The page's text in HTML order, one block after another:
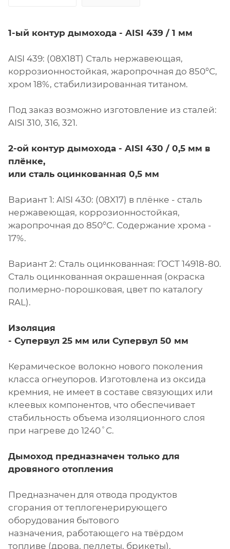
1-ый контур дымохода - AISI 439 / 1 мм
AISI 439: (08X18Т) Сталь нержавеющая,
коррозионностойкая, жаропрочная до 850°С,
хром 18%, стабилизированная титаном.
Под заказ возможно изготовление из сталей:
AISI 310, 316, 321.
2-ой контур дымохода - AISI 430 / 0,5 мм в
плёнке,
или сталь оцинкованная 0,5 мм
Вариант 1: AISI 430: (08X17) в плёнке - сталь
нержавеющая, коррозионностойкая,
жаропрочная до 850°С. Содержание хрома -
17%.
Вариант 2: Сталь оцинкованная: ГОСТ 14918-80.
Сталь оцинкованная окрашенная (окраска
полимерно-порошковая, цвет по каталогу
RAL).
Изоляция
- Супервул 25 мм или Супервул 50 мм
Керамическое волокно нового поколения
класса огнеупоров. Изготовлена из оксида
кремния, не имеет в составе связующих или
клеевых компонентов, что обеспечивает
стабильность объема изоляционного слоя
при нагреве до 1240˚С.
Дымоход предназначен только для
дровяного отопления
Предназначен для отвода продуктов
сгорания от теплогенерирующего
оборудования бытового
назначения, работающего на твёрдом
топливе (дрова, пеллеты, брикеты).